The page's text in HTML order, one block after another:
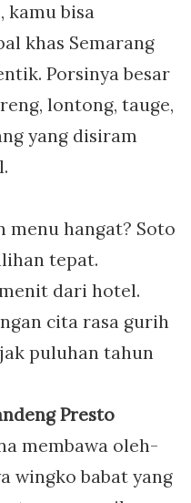
kamu bisa
khas Semarang
Porsinya besar
lontong, tauge,
yang disiram
menu hangat? Soto
tepat.
dari hotel.
cita rasa gurih
puluhan tahun
Presto
membawa oleh-
wingko babat yang